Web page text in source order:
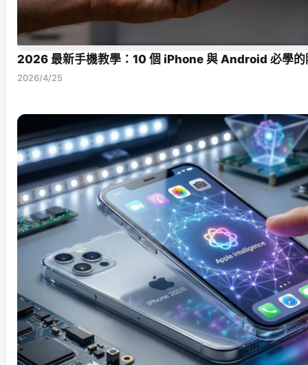
2026 最新手機教學：10 個 iPhone 與 Android 必學的
2026/4/25